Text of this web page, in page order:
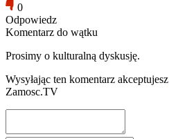
0
Odpowiedz
Komentarz do wątku
Prosimy o kulturalną dyskusję.
Wysyłając ten komentarz akceptujesz
Zamosc.TV